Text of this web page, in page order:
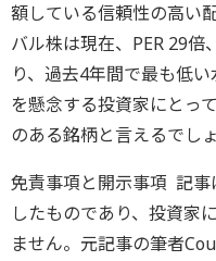
額している信頼性の高い
バル株は現在、PER 29倍
り、過去4年間で最も低
を懸念する投資家にとっ
のある銘柄と言えるでしょ
免責事項と開示事項 記事
したものであり、投資家
ません。元記事の筆者